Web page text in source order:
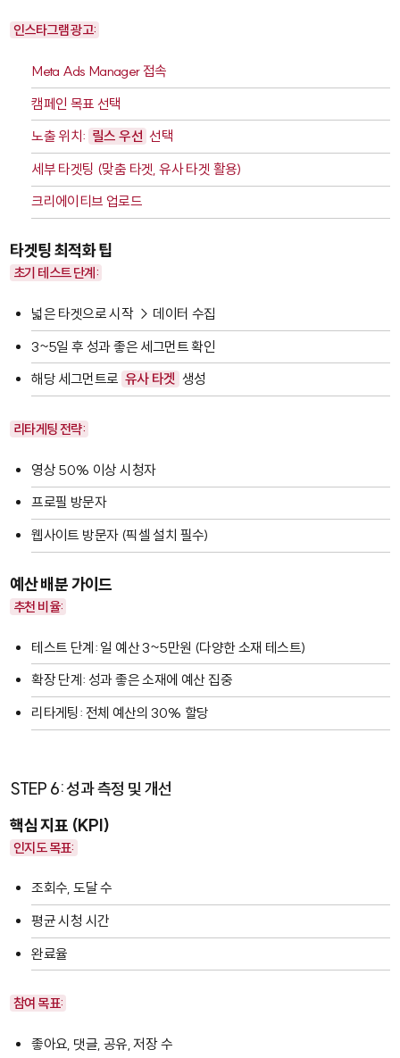
인스타그램 광고:
Meta Ads Manager접속
캠페인 목표 선택
노출 위치: 릴스 우선 선택
세부 타겟팅 (맞춤 타겟, 유사 타겟 활용)
크리에이티브 업로드
타겟팅 최적화 팁
초기 테스트 단계:
넓은 타겟으로 시작 → 데이터 수집
3~5일 후 성과 좋은 세그먼트 확인
해당 세그먼트로 유사 타겟 생성
리타게팅 전략:
영상 50% 이상 시청자
프로필 방문자
웹사이트 방문자 (픽셀 설치 필수)
예산 배분 가이드
추천 비율:
테스트 단계: 일 예산 3~5만원 (다양한 소재 테스트)
확장 단계: 성과 좋은 소재에 예산 집중
리타게팅: 전체 예산의 30% 할당
STEP 6: 성과 측정 및 개선
핵심 지표 (KPI)
인지도 목표:
조회수, 도달 수
평균 시청 시간
완료율
참여 목표:
좋아요, 댓글, 공유, 저장 수